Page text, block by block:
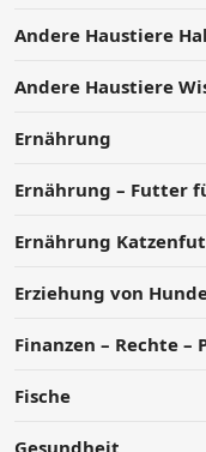
Andere Haustiere
Andere Haustiere
Ernährung
Ernährung – Futter
Ernährung
Erziehung von
Finanzen – Rechte
Fische
Gesundheit